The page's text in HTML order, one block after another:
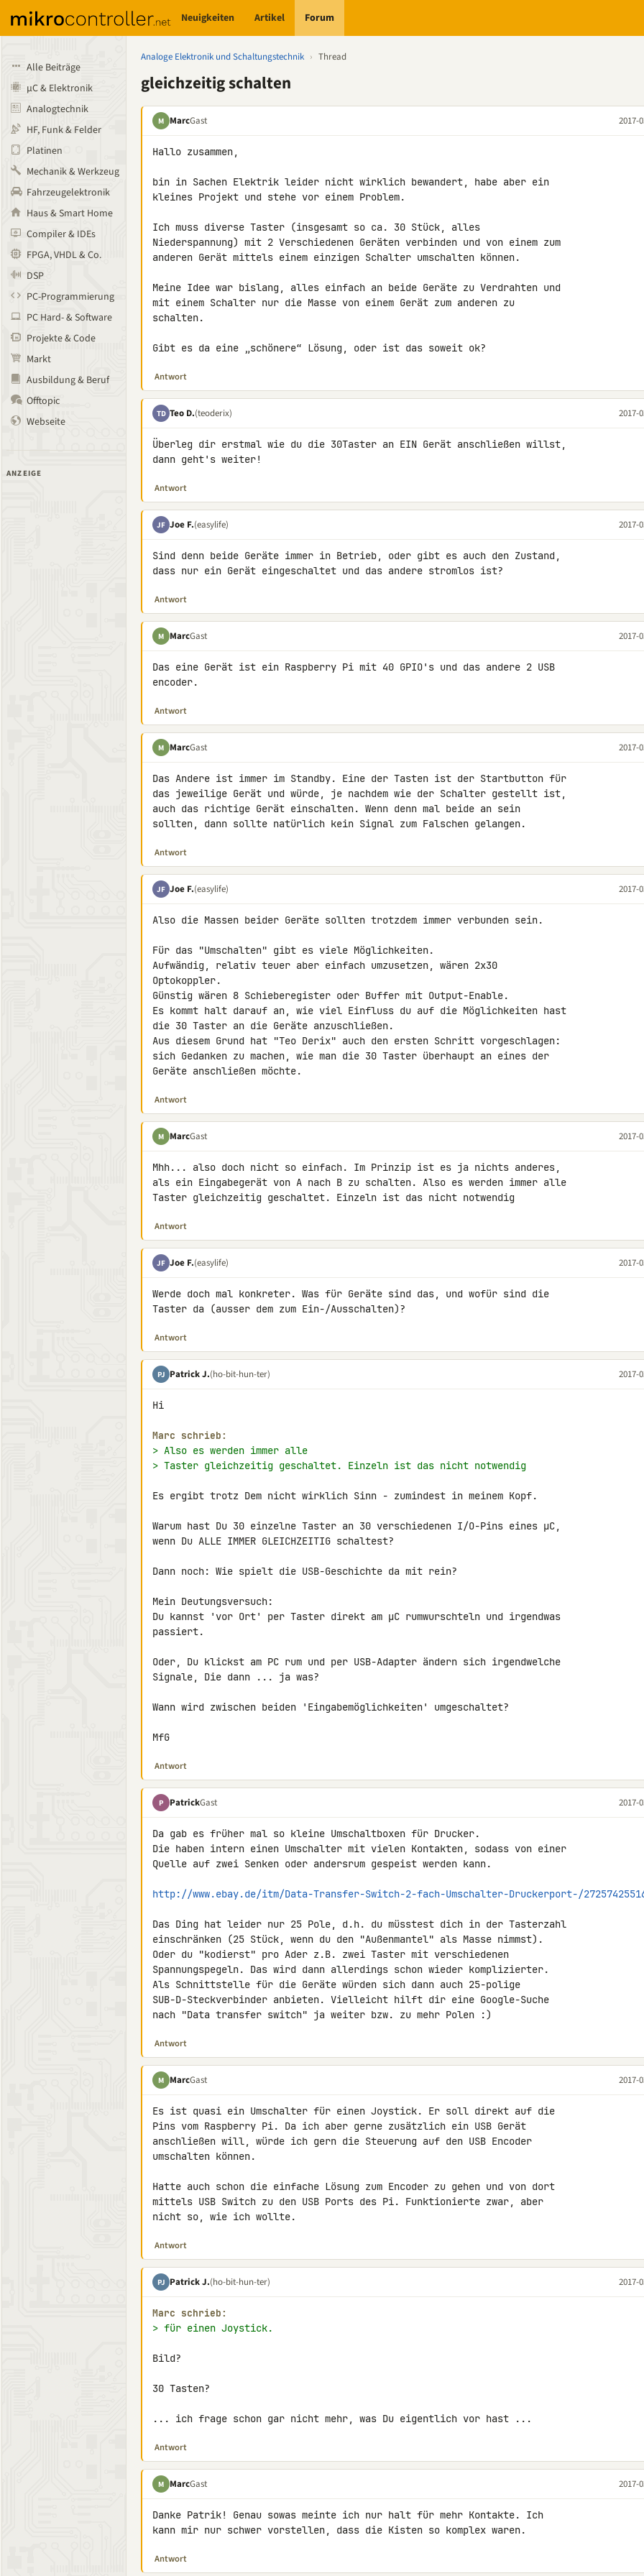
Neuigkeiten Artikel Forum
Alle Beiträge
µC & Elektronik
Analogtechnik
HF, Funk & Felder
Platinen
Mechanik & Werkzeug
Fahrzeugelektronik
Haus & Smart Home
Compiler & IDEs
FPGA, VHDL & Co.
DSP
PC-Programmierung
PC Hard- & Software
Projekte & Code
Markt
Ausbildung & Beruf
Offtopic
Webseite
ANZEIGE
Analoge Elektronik und Schaltungstechnik › Thread
gleichzeitig schalten
M MarcGast 2017-
Hallo zusammen,
bin in Sachen Elektrik leider nicht wirklich bewandert, habe aber ein
kleines Projekt und stehe vor einem Problem.
Ich muss diverse Taster (insgesamt so ca. 30 Stück, alles
Niederspannung) mit 2 Verschiedenen Geräten verbinden und von einem zum
anderen Gerät mittels einem einzigen Schalter umschalten können.
Meine Idee war bislang, alles einfach an beide Geräte zu Verdrahten und
mit einem Schalter nur die Masse von einem Gerät zum anderen zu
schalten.
Gibt es da eine „schönere“ Lösung, oder ist das soweit ok?
Antwort
TD Teo D.(teoderix) 2017-
Überleg dir erstmal wie du die 30Taster an EIN Gerät anschließen willst,
dann geht's weiter!
Antwort
JF Joe F.(easylife) 2017-
Sind denn beide Geräte immer in Betrieb, oder gibt es auch den Zustand,
dass nur ein Gerät eingeschaltet und das andere stromlos ist?
Antwort
M MarcGast 2017-
Das eine Gerät ist ein Raspberry Pi mit 40 GPIO's und das andere 2 USB
encoder.
Antwort
M MarcGast 2017-
Das Andere ist immer im Standby. Eine der Tasten ist der Startbutton für
das jeweilige Gerät und würde, je nachdem wie der Schalter gestellt ist,
auch das richtige Gerät einschalten. Wenn denn mal beide an sein
sollten, dann sollte natürlich kein Signal zum Falschen gelangen.
Antwort
JF Joe F.(easylife) 2017-
Also die Massen beider Geräte sollten trotzdem immer verbunden sein.
Für das "Umschalten" gibt es viele Möglichkeiten.
Aufwändig, relativ teuer aber einfach umzusetzen, wären 2x30
Optokoppler.
Günstig wären 8 Schieberegister oder Buffer mit Output-Enable.
Es kommt halt darauf an, wie viel Einfluss du auf die Möglichkeiten hast
die 30 Taster an die Geräte anzuschließen.
Aus diesem Grund hat "Teo Derix" auch den ersten Schritt vorgeschlagen:
sich Gedanken zu machen, wie man die 30 Taster überhaupt an eines der
Geräte anschließen möchte.
Antwort
M MarcGast 2017-
Mhh... also doch nicht so einfach. Im Prinzip ist es ja nichts anderes,
als ein Eingabegerät von A nach B zu schalten. Also es werden immer alle
Taster gleichzeitig geschaltet. Einzeln ist das nicht notwendig
Antwort
JF Joe F.(easylife) 2017-
Werde doch mal konkreter. Was für Geräte sind das, und wofür sind die
Taster da (ausser dem zum Ein-/Ausschalten)?
Antwort
PJ Patrick J.(ho-bit-hun-ter) 2017-
Hi
Marc schrieb:
> Also es werden immer alle
> Taster gleichzeitig geschaltet. Einzeln ist das nicht notwendig
Es ergibt trotz Dem nicht wirklich Sinn - zumindest in meinem Kopf.
Warum hast Du 30 einzelne Taster an 30 verschiedenen I/O-Pins eines µC,
wenn Du ALLE IMMER GLEICHZEITIG schaltest?
Dann noch: Wie spielt die USB-Geschichte da mit rein?
Mein Deutungsversuch:
Du kannst 'vor Ort' per Taster direkt am µC rumwurschteln und irgendwas
passiert.
Oder, Du klickst am PC rum und per USB-Adapter ändern sich irgendwelche
Signale, Die dann ... ja was?
Wann wird zwischen beiden 'Eingabemöglichkeiten' umgeschaltet?
MfG
Antwort
P PatrickGast 2017-
Da gab es früher mal so kleine Umschaltboxen für Drucker.
Die haben intern einen Umschalter mit vielen Kontakten, sodass von einer
Quelle auf zwei Senken oder andersrum gespeist werden kann.
http://www.ebay.de/itm/Data-Transfer-Switch-2-fach-Umschalter-Druckerport-/
Das Ding hat leider nur 25 Pole, d.h. du müsstest dich in der Tasterzahl
einschränken (25 Stück, wenn du den "Außenmantel" als Masse nimmst).
Oder du "kodierst" pro Ader z.B. zwei Taster mit verschiedenen
Spannungspegeln. Das wird dann allerdings schon wieder komplizierter.
Als Schnittstelle für die Geräte würden sich dann auch 25-polige
SUB-D-Steckverbinder anbieten. Vielleicht hilft dir eine Google-Suche
nach "Data transfer switch" ja weiter bzw. zu mehr Polen :)
Antwort
M MarcGast 2017-
Es ist quasi ein Umschalter für einen Joystick. Er soll direkt auf die
Pins vom Raspberry Pi. Da ich aber gerne zusätzlich ein USB Gerät
anschließen will, würde ich gern die Steuerung auf den USB Encoder
umschalten können.
Hatte auch schon die einfache Lösung zum Encoder zu gehen und von dort
mittels USB Switch zu den USB Ports des Pi. Funktionierte zwar, aber
nicht so, wie ich wollte.
Antwort
PJ Patrick J.(ho-bit-hun-ter) 2017-
Marc schrieb:
> für einen Joystick.
Bild?
30 Tasten?
... ich frage schon gar nicht mehr, was Du eigentlich vor hast ...
Antwort
M MarcGast 2017-
Danke Patrik! Genau sowas meinte ich nur halt für mehr Kontakte. Ich
kann mir nur schwer vorstellen, dass die Kisten so komplex waren.
Antwort